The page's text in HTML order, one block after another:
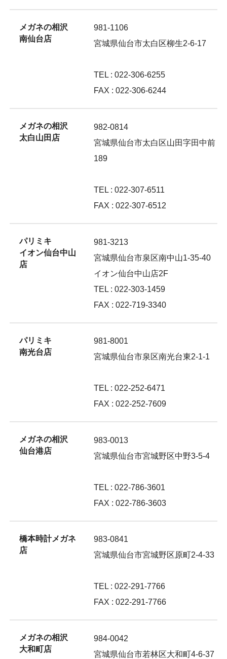
メガネの相沢
南仙台店
981-1106
宮城県仙台市太白区柳生2-6-17
TEL : 022-306-6255
FAX : 022-306-6244
メガネの相沢
太白山田店
982-0814
宮城県仙台市太白区山田字田中前
189
TEL : 022-307-6511
FAX : 022-307-6512
パリミキ
イオン仙台中山
店
981-3213
宮城県仙台市泉区南中山1-35-40
イオン仙台中山店2F
TEL : 022-303-1459
FAX : 022-719-3340
パリミキ
南光台店
981-8001
宮城県仙台市泉区南光台東2-1-1
TEL : 022-252-6471
FAX : 022-252-7609
メガネの相沢
仙台港店
983-0013
宮城県仙台市宮城野区中野3-5-4
TEL : 022-786-3601
FAX : 022-786-3603
橋本時計メガネ
店
983-0841
宮城県仙台市宮城野区原町2-4-33
TEL : 022-291-7766
FAX : 022-291-7766
メガネの相沢
大和町店
984-0042
宮城県仙台市若林区大和町4-6-37